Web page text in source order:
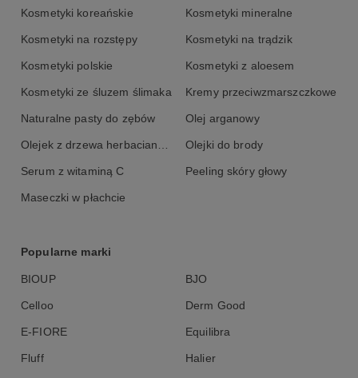
Caprylate, Butyrospermum Parkii Butter, Cetearyl Alcohol, Cocos
Panthenol, Argania Spinosa Kernel Oil, Stearic Acid, Tocopheryl
Parfum, Aloe Barbadensis Leaf Extract, Serenoa Serrulata Fruit
Extract, Soluble Collagen, Dicaprylyl Ether, Sorbitol, Lauryl
Glycol, Argania Spinosa Fruit Extract, Honey Extract, Sodium
Kosmetyki koreańskie Kosmetyki mineralne
Kosmetyki na rozstępy Kosmetyki na trądzik
Kosmetyki polskie Kosmetyki z aloesem
Kosmetyki ze śluzem ślimaka Kremy przeciwzmarszczkowe
Naturalne pasty do zębów Olej arganowy
Olejek z drzewa herbacianego Olejki do brody
Serum z witaminą C Peeling skóry głowy
Maseczki w płachcie
Popularne marki
BIOUP BJO
Celloo Derm Good
E-FIORE Equilibra
Fluff Halier